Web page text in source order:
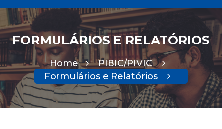
FORMULÁRIOS E RELATÓRIOS
Home
PIBIC/PIVIC
Formulários e Relatórios